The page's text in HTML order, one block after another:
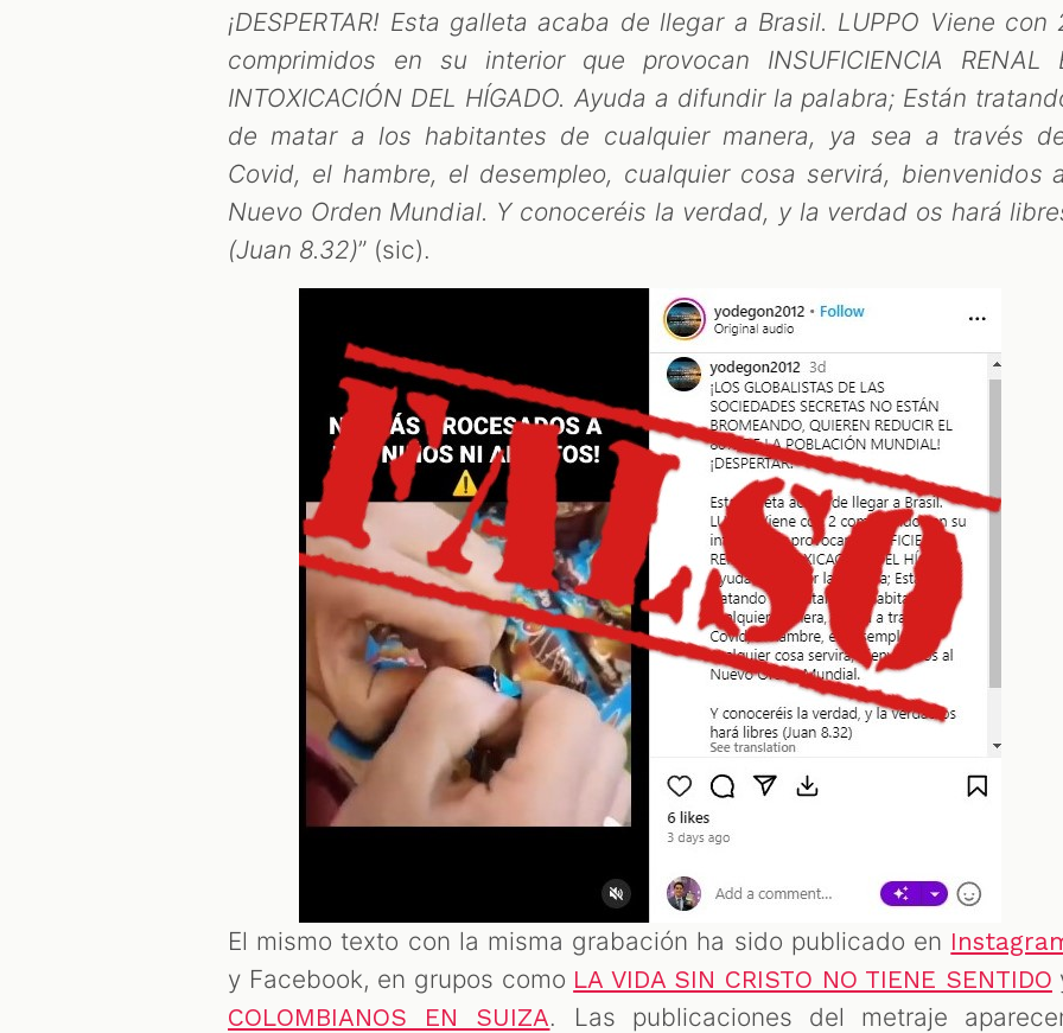
¡DESPERTAR! Esta galleta acaba de llegar a Brasil. LUPPO Viene con
comprimidos en su interior que provocan INSUFICIENCIA RENAL
INTOXICACIÓN DEL HÍGADO. Ayuda a difundir la palabra; Están
de matar a los habitantes de cualquier manera, ya sea a través
Covid, el hambre, el desempleo, cualquier cosa servirá, bienvenidos
Nuevo Orden Mundial. Y conoceréis la verdad, y la verdad os hará
(Juan 8.32)” (sic).
El mismo texto con la misma grabación ha sido publicado en
y Facebook, en grupos como LA VIDA SIN CRISTO NO TIENE SENTIDO
COLOMBIANOS EN SUIZA. Las publicaciones del metraje